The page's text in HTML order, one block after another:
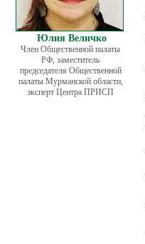
Юлия Величко
Член Общественной палаты
РФ, заместитель
председателя Общественной
палаты Мурманской области,
эксперт Центра ПРИСП